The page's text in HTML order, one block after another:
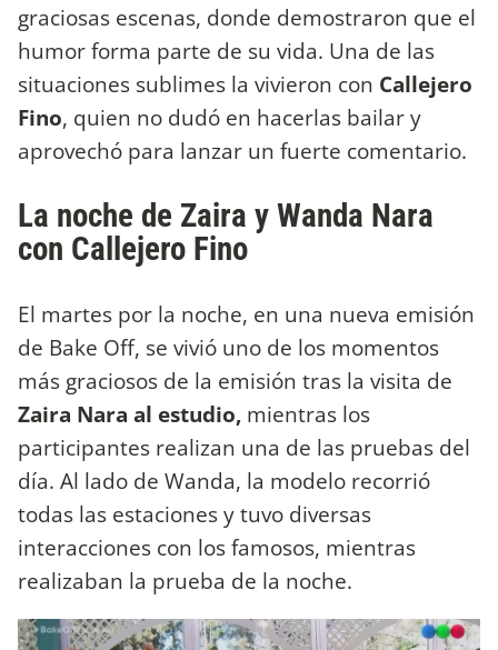
graciosas escenas, donde demostraron que el
humor forma parte de su vida. Una de las
situaciones sublimes la vivieron con Callejero
Fino, quien no dudó en hacerlas bailar y
aprovechó para lanzar un fuerte comentario.
La noche de Zaira y Wanda Nara
con Callejero Fino
El martes por la noche, en una nueva emisión
de Bake Off, se vivió uno de los momentos
más graciosos de la emisión tras la visita de
Zaira Nara al estudio, mientras los
participantes realizan una de las pruebas del
día. Al lado de Wanda, la modelo recorrió
todas las estaciones y tuvo diversas
interacciones con los famosos, mientras
realizaban la prueba de la noche.